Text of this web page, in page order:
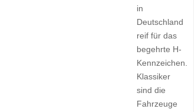
in
Deutschland
reif für das
begehrte H-
Kennzeichen.
Klassiker
sind die
Fahrzeuge